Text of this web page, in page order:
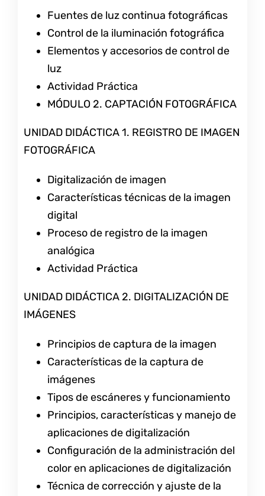
Fuentes de luz continua fotográficas
Control de la iluminación fotográfica
Elementos y accesorios de control de
luz
Actividad Práctica
MÓDULO 2. CAPTACIÓN FOTOGRÁFICA
UNIDAD DIDÁCTICA 1. REGISTRO DE IMAGEN
FOTOGRÁFICA
Digitalización de imagen
Características técnicas de la imagen
digital
Proceso de registro de la imagen
analógica
Actividad Práctica
UNIDAD DIDÁCTICA 2. DIGITALIZACIÓN DE
IMÁGENES
Principios de captura de la imagen
Características de la captura de
imágenes
Tipos de escáneres y funcionamiento
Principios, características y manejo de
aplicaciones de digitalización
Configuración de la administración del
color en aplicaciones de digitalización
Técnica de corrección y ajuste de la